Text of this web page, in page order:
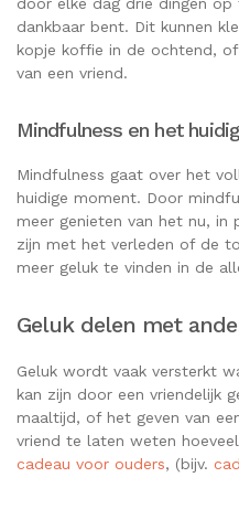
door elke dag drie dingen op
dankbaar bent. Dit kunnen
kopje koffie in de ochtend,
van een vriend.
Mindfulness en het
Mindfulness gaat over het
huidige moment. Door
meer genieten van het nu,
zijn met het verleden of de
meer geluk te vinden in de
Geluk delen met
Geluk wordt vaak versterkt
kan zijn door een vriendelijk
maaltijd, of het geven van
vriend te laten weten
cadeau voor ouders, (bijv.